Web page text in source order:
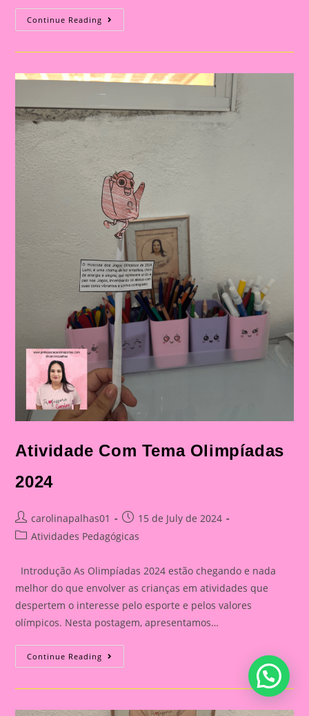
Continue Reading Atividade
Com
Atividade Com Tema Olimpíadas
2024
Post
author:
carolinapalhas01
Post
published:
15 de July de 2024
PostAtividades Pedagógicas
Introdução As Olimpíadas 2024 estão chegando e nada
melhor do que envolver as crianças em atividades que
despertem o interesse pelo esporte e pelos valores
olímpicos. Nesta postagem, apresentamos…
Continue Reading Atividade
Com